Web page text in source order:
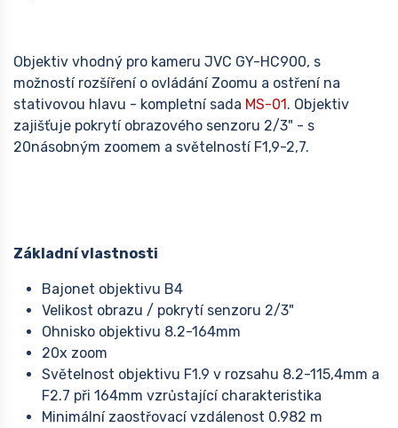
Objektiv vhodný pro kameru JVC GY-HC900, s
možností rozšíření o ovládání Zoomu a ostření na
stativovou hlavu - kompletní sada MS-01. Objektiv
zajišťuje pokrytí obrazového senzoru 2/3" - s
20násobným zoomem a světelností F1,9-2,7.
Základní vlastnosti
Bajonet objektivu B4
Velikost obrazu / pokrytí senzoru 2/3"
Ohnisko objektivu 8.2-164mm
20x zoom
Světelnost objektivu F1.9 v rozsahu 8.2-115,4mm a
F2.7 při 164mm vzrůstající charakteristika
Minimální zaostřovací vzdálenost 0.982 m